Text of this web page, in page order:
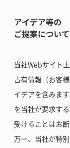
アイデア等の
ご提案について
当社Webサイト
占有情報（お客
イデアを含みま
を当社が要求す
受けることはお
万一、当社が特